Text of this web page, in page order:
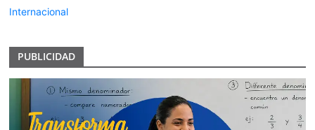
Internacional
PUBLICIDAD